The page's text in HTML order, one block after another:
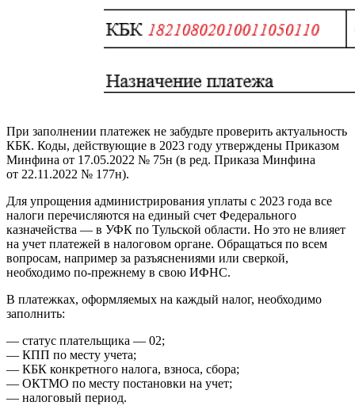
При заполнении платежек не забудьте проверить актуальность
КБК. Коды, действующие в 2023 году утверждены Приказом
Минфина от 17.05.2022 № 75н (в ред. Приказа Минфина
от 22.11.2022 № 177н).
Для упрощения администрирования уплаты с 2023 года все
налоги перечисляются на единый счет Федерального
казначейства — в УФК по Тульской области. Но это не влияет
на учет платежей в налоговом органе. Обращаться по всем
вопросам, например за разъяснениями или сверкой,
необходимо по-прежнему в свою ИФНС.
В платежках, оформляемых на каждый налог, необходимо
заполнить:
— статус плательщика — 02;
— КПП по месту учета;
— КБК конкретного налога, взноса, сбора;
— ОКТМО по месту постановки на учет;
— налоговый период.